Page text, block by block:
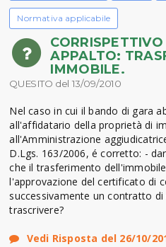
Normativa applicabile
APPALTO:
IMMOBILE.
QUESITO del 13/09/2010
Nel caso in cui il bando di gara
all'affidatario della proprietà di
all'Amministrazione
D.Lgs. 163/2006, é corretto: -
che il trasferimento
l'approvazione del certificato di
successivamente un contratto
trascrivere?
Vedi Risposta del 26/10/